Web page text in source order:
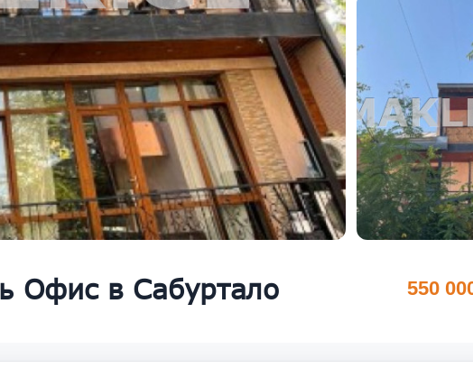
Офис в Сабуртало 550